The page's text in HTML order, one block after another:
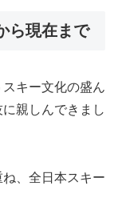
ら現在まで
キー文化の盛ん
親しんできまし
、全日本スキー